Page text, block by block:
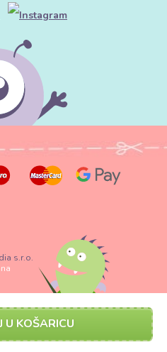
U KOŠARICU
s.r.o.